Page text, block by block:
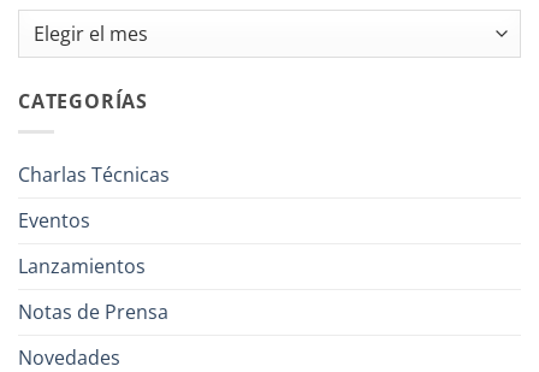
Archivos
CATEGORÍAS
Charlas Técnicas
Eventos
Lanzamientos
Notas de Prensa
Novedades